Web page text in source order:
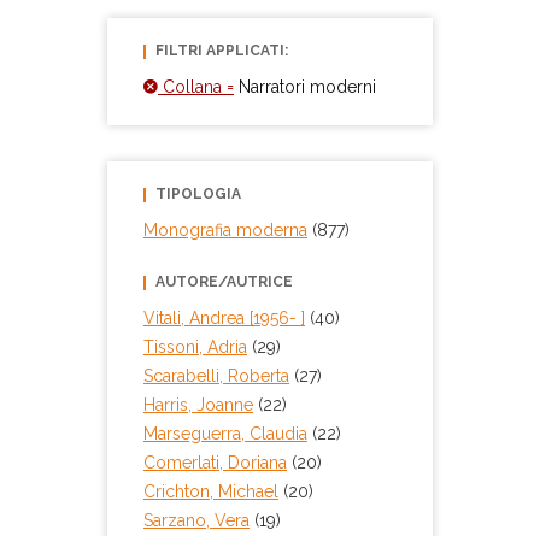
FILTRI APPLICATI:
Collana = Narratori moderni
TIPOLOGIA
Monografia moderna (877)
AUTORE/AUTRICE
Vitali, Andrea [1956- ] (40)
Tissoni, Adria (29)
Scarabelli, Roberta (27)
Harris, Joanne (22)
Marseguerra, Claudia (22)
Comerlati, Doriana (20)
Crichton, Michael (20)
Sarzano, Vera (19)